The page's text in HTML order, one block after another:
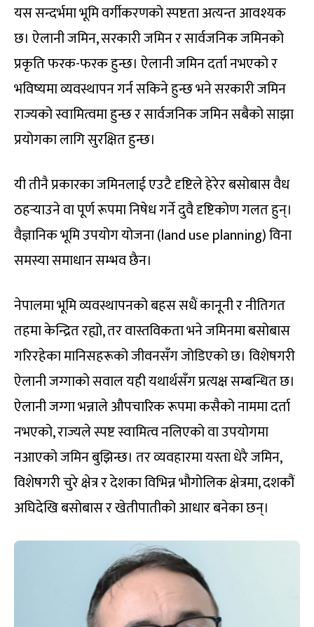
यस सन्दर्भमा भूमि वर्गीकरणको स्पष्टता अत्यन्त आवश्यक
छ। ऐलानी जमिन, सरकारी जमिन र सार्वजनिक जमिनको
प्रकृति फरक-फरक हुन्छ। ऐलानी जमिन दर्ता नभएको र
भविष्यमा व्यवस्थापन गर्न सकिने हुन्छ भने सरकारी जमिन
राज्यको स्वामित्वमा हुन्छ र सार्वजनिक जमिन सबैको साझा
प्रयोगका लागि सुरक्षित हुन्छ।
यी तीनै प्रकारका जमिनलाई एउटै दृष्टिले हेरेर बसोबास वैध
ठहर्‍याउने वा पूर्ण रूपमा निषेध गर्ने दुवै दृष्टिकोण गलत हुन्।
वैज्ञानिक भूमि उपयोग योजना (land use planning) विना
समस्या समाधान सम्भव छैन।
नेपालमा भूमि व्यवस्थापनको बहस सधैं कानूनी र नीतिगत
तहमा केन्द्रित रह्यो, तर वास्तविकता भने जमिनमा बसोबास
गरिरहेका मानिसहरूको जीवनसँग जोडिएको छ। विशेषगरी
ऐलानी जग्गाको सवाल यही यथार्थसँग प्रत्यक्ष सम्बन्धित छ।
ऐलानी जग्गा भन्नाले औपचारिक रूपमा कसैको नाममा दर्ता
नभएको, राज्यले स्पष्ट स्वामित्व नलिएको वा उपयोगमा
नआएको जमिन बुझिन्छ। तर व्यवहारमा यस्ता धेरै जमिन,
विशेषगरी चुरे क्षेत्र र देशका विभिन्न भौगोलिक क्षेत्रमा, दशकौं
अघिदेखि बसोबास र खेतीपातीको आधार बनेका छन्।